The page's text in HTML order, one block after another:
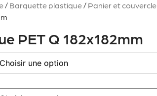
/ Barquette plastique/ Panier et couvercle
PET Q 182x182mm